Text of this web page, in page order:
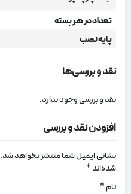
تعداد در هر بسته
پایه نصب
نقد و بررسی‌ها
نقد و بررسی وجود ندارد.
افزودن نقد و بررسی
نشانی ایمیل شما منتشر نخواهد شد.
شده‌اند*
نام*